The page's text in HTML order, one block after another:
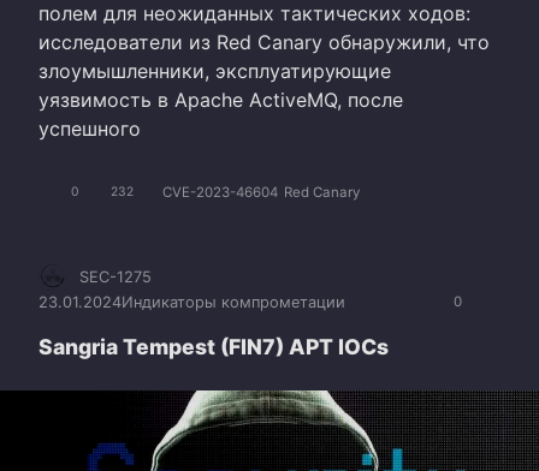
полем для неожиданных тактических ходов:
исследователи из Red Canary обнаружили, что
злоумышленники, эксплуатирующие
уязвимость в Apache ActiveMQ, после
успешного
0 232 CVE-2023-46604 Red Canary
0
SEC-1275
23.01.2024Индикаторы компрометации
Sangria Tempest (FIN7) APT IOCs